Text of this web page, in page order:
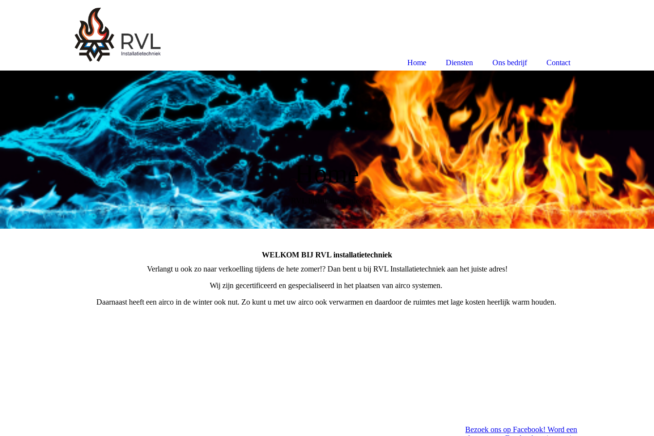
Home
RVL Installatietechniek
WELKOM BIJ RVL installatietechniek
Verlangt u ook zo naar verkoelling tijdens de hete zomer!? Dan bent u bij RVL Installatietechniek aan het juiste adres!
Wij zijn gecertificeerd en gespecialiseerd in het plaatsen van airco systemen.
Daarnaast heeft een airco in de winter ook nut. Zo kunt u met uw airco ook verwarmen en daardoor de ruimtes met lage kosten heerlijk warm houden.
Bezoek ons op Facebook! Word een
Home Diensten Ons bedrijf Contact